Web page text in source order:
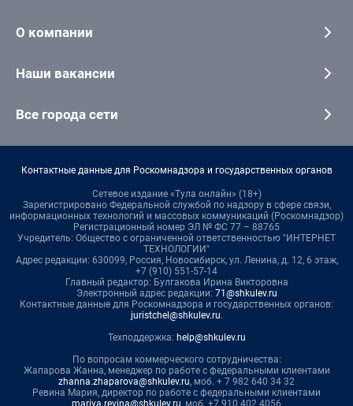
О компании
Наши вакансии
Все города сети
Контактные данные для Роскомнадзора и государственных органов
Сетевое издание «Тула онлайн» (18+)
Зарегистрировано Федеральной службой по надзору в сфере связи,
информационных технологий и массовых коммуникаций (Роскомнадзор)
Регистрационный номер ЭЛ № ФС 77 – 88765
Учредитель: Общество с ограниченной ответственностью "ИНТЕРНЕТ
ТЕХНОЛОГИИ"
Адрес редакции: 630099, Россия, Новосибирск, ул. Ленина, д. 12, 6 этаж,
+7 (910) 551-57-14
Главный редактор: Булгакова Ирина Викторовна
Электронный адрес редакции: 71@shkulev.ru
Контактные данные для Роскомнадзора и государственных органов:
juristchel@shkulev.ru.
Техподдержка: help@shkulev.ru
По вопросам коммерческого сотрудничества:
Жапарова Жанна, менеджер по работе с федеральными клиентами
zhanna.zhaparova@shkulev.ru, моб. + 7 982 640 34 32
Ревина Мария, директор по работе с федеральными клиентами
mariya.revina@shkulev.ru, моб. +7 910 402 4056